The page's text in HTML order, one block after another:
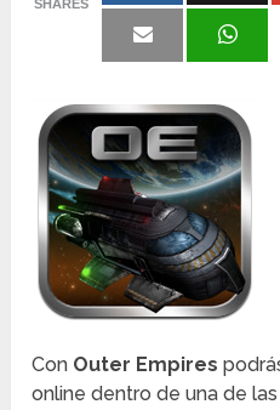
SHARES
Con Outer Empires
online dentro de una de